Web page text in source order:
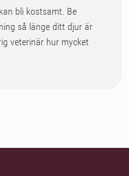
bli kostsamt. Be
så länge ditt djur är
veterinär hur mycket